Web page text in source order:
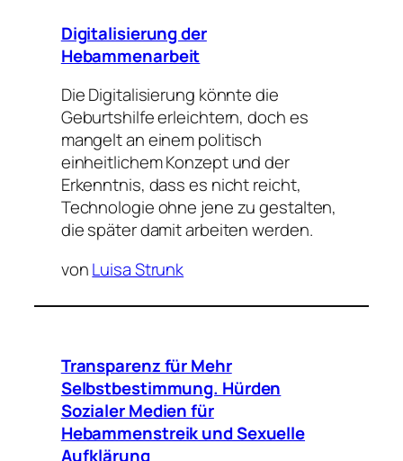
Digitalisierung der
Hebammenarbeit
Die Digitalisierung könnte die
Geburtshilfe erleichtern, doch es
mangelt an einem politisch
einheitlichem Konzept und der
Erkenntnis, dass es nicht reicht,
Technologie ohne jene zu gestalten,
die später damit arbeiten werden.
vonLuisa Strunk
Transparenz für Mehr
Selbstbestimmung. Hürden
Sozialer Medien für
Hebammenstreik und Sexuelle
Aufklärung